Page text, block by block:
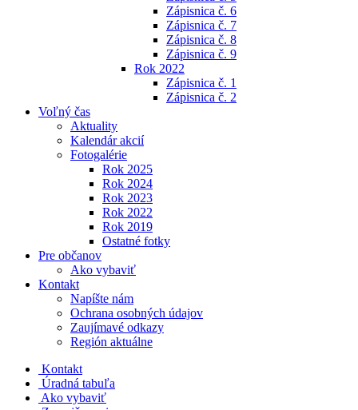
Zápisnica č. 6
Zápisnica č. 7
Zápisnica č. 8
Zápisnica č. 9
Rok 2022
Zápisnica č. 1
Zápisnica č. 2
Voľný čas
Aktuality
Kalendár akcií
Fotogalérie
Rok 2025
Rok 2024
Rok 2023
Rok 2022
Rok 2019
Ostatné fotky
Pre občanov
Ako vybaviť
Kontakt
Napíšte nám
Ochrana osobných údajov
Zaujímavé odkazy
Región aktuálne
Kontakt
Úradná tabuľa
Ako vybaviť